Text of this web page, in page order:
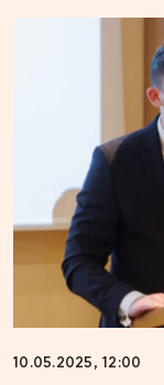
10.05.2025, 12:00